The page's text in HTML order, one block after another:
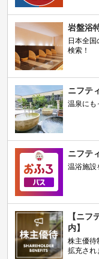
岩盤浴
日本全
検索！
ニフテ
温泉にも
ニフテ
温浴施設
【ニフ
内】
株主優待
拡充され